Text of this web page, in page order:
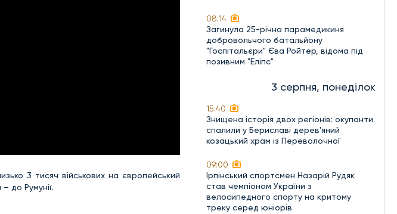
3 тисяч військових на європейський
до Румунії.
08:14
Загинула 25-річна парамедикиня
добровольчого батальйону
"Госпітальєри" Єва Ройтер, відома під
позивним "Еліпс"
3 серпня, понеділок
15:40
Знищена історія двох регіонів: окупанти
спалили у Бериславі дерев'яний
козацький храм із Переволочної
09:00
Ірпінський спортсмен Назарій Рудяк
став чемпіоном України з
велосипедного спорту на критому
треку серед юніорів